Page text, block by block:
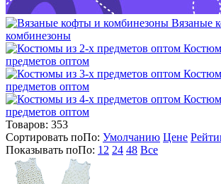
Вязаные
комбинезоны
предметов оптом
предметов оптом
предметов оптом
Товаров: 353
Сортировать поПо: Умолчанию Цене
Показывать поПо: 12 24 48 Все